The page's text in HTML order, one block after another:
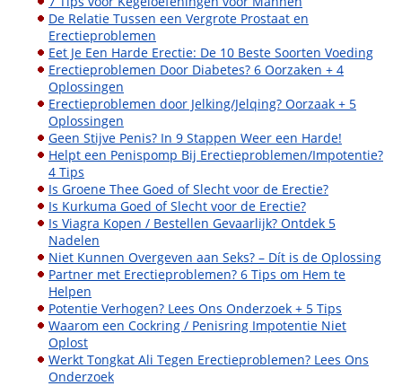
De Relatie Tussen een Vergrote Prostaat en
Erectieproblemen
Eet Je Een Harde Erectie: De 10 Beste Soorten Voeding
Erectieproblemen Door Diabetes? 6 Oorzaken + 4
Oplossingen
Erectieproblemen door Jelking/Jelqing? Oorzaak + 5
Oplossingen
Geen Stijve Penis? In 9 Stappen Weer een Harde!
Helpt een Penispomp Bij Erectieproblemen/Impotentie?
4 Tips
Is Groene Thee Goed of Slecht voor de Erectie?
Is Kurkuma Goed of Slecht voor de Erectie?
Is Viagra Kopen / Bestellen Gevaarlijk? Ontdek 5
Nadelen
Niet Kunnen Overgeven aan Seks? – Dít is de Oplossing
Partner met Erectieproblemen? 6 Tips om Hem te
Helpen
Potentie Verhogen? Lees Ons Onderzoek + 5 Tips
Waarom een Cockring / Penisring Impotentie Niet
Oplost
Werkt Tongkat Ali Tegen Erectieproblemen? Lees Ons
Onderzoek